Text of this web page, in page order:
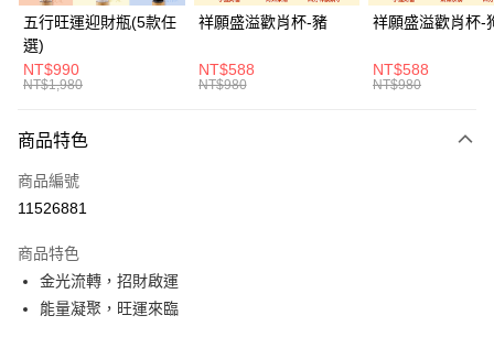
Google Pay
全支付
ATM付款
貨到付款
運送方式
每筆NT$120，滿NT$1,500(含以上)免運費
付款後萊爾富取貨(訂單門檻$4000以下)
五行旺運迎財瓶(5款任
選)
NT$990
NT$1,980
祥願盛溢歡肖杯-豬
NT$588
NT$980
祥願盛溢歡肖杯-
NT$588
NT$980
商品特色
商品編號
11526881
商品特色
金光流轉，招財啟運
能量凝聚，旺運來臨